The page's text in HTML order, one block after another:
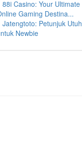
88i Casino: Your Ultimate
Gaming Destina...
Jatengtoto: Petunjuk Utuh
Newbie